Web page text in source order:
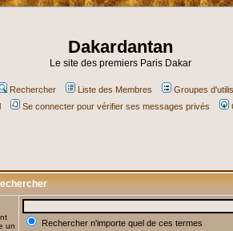
Dakardantan
Le site des premiers Paris Dakar
Rechercher Liste des Membres Groupes
Se connecter pour vérifier ses messages privés
un
Rechercher n'importe quel de ces termes